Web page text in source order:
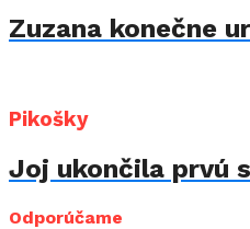
Zuzana konečne
Pikošky
Joj ukončila prvú
Odporúčame